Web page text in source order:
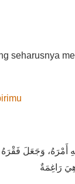
أَمْرَهُ، وَجَعَلَ فَقْرَهُ
رَاغِمَةٌ